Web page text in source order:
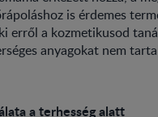
is érdemes
erről a kozmetikusod
anyagokat nem
a terhesség alatt